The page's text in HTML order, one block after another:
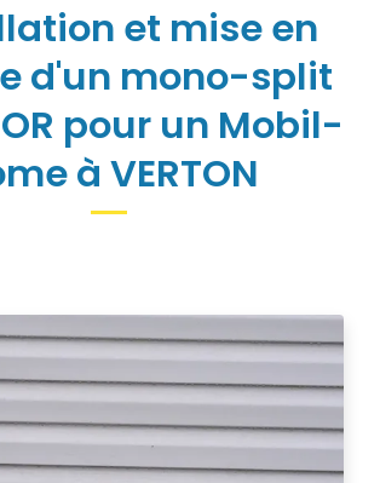
et mise en
d'un mono-split
pour un Mobil-
à VERTON